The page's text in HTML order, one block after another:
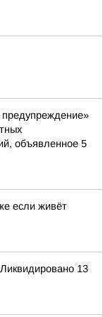
объявленное 5
если живёт
13